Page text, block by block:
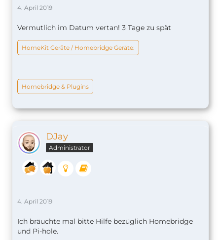
4. April 2019
Vermutlich im Datum vertan! 3 Tage zu spät
HomeKit Geräte / Homebridge Geräte:
Homebridge & Plugins
DJay
Administrator
4. April 2019
Ich bräuchte mal bitte Hilfe bezüglich Homebridge
und Pi-hole.